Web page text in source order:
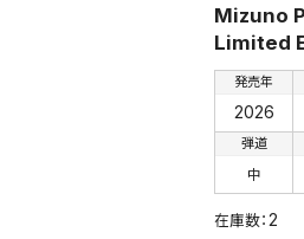
Mizuno
Limited
発売年
2026
弾道
中
2